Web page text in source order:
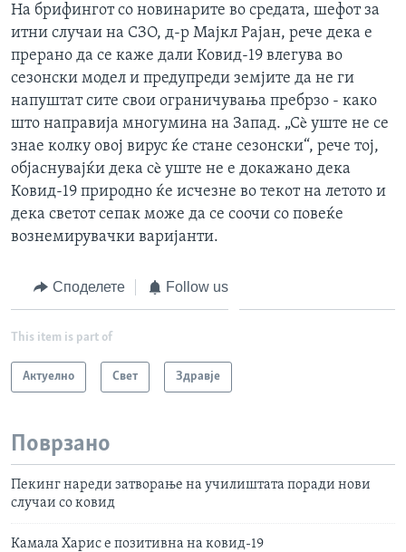
На брифингот со новинарите во средата, шефот за
итни случаи на СЗО, д-р Мајкл Рајан, рече дека е
прерано да се каже дали Ковид-19 влегува во
сезонски модел и предупреди земјите да не ги
напуштат сите свои ограничувања пребрзо - како
што направија многумина на Запад. „Сè уште не се
знае колку овој вирус ќе стане сезонски“, рече тој,
објаснувајќи дека сè уште не е докажано дека
Ковид-19 природно ќе исчезне во текот на летото и
дека светот сепак може да се соочи со повеќе
вознемирувачки варијанти.
Споделете Follow us
This item is part of
Актуелно Свет Здравје
Поврзано
Пекинг нареди затворање на училиштата поради нови
случаи со ковид
Камала Харис е позитивна на ковид-19